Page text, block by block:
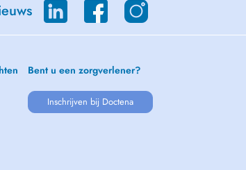
Bent u een zorgverlener?
Inschrijven bij Doctena